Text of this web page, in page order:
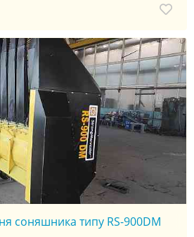
соняшника типу RS-900DM